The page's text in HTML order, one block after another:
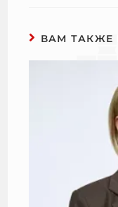
ВАМ ТАКЖЕ